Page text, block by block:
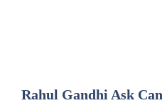
Rahul Gandhi Ask